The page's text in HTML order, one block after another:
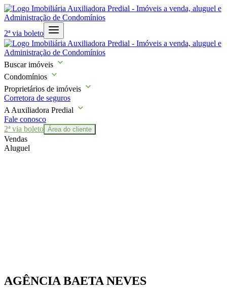
2ª via boleto
Buscar imóveis
Condomínios
Proprietários de imóveis
Corretora de seguros
A Auxiliadora Predial
Fale conosco
2ª via boleto Área do cliente
Vendas
Aluguel
​AGÊNCIA BAETA NEVES